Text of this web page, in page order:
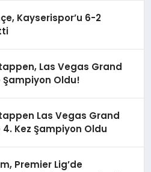
Kayserispor’u 6-2
Las Vegas Grand
Şampiyon Oldu!
Las Vegas Grand
4. Kez Şampiyon Oldu
Premier Lig’de